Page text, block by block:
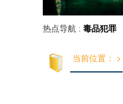
热点导航 : 毒品犯罪
当前位置： >